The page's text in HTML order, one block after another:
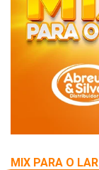
MIX PARA O LAR